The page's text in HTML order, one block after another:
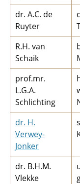
dr. A.C. de
Ruyter
R.H. van
Schaik
prof.mr.
L.G.A.
Schlichting
dr. H.
Verwey-
Jonker
dr. B.H.M.
Vlekke